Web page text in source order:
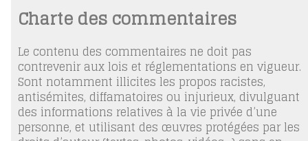
Charte des commentaires
Le contenu des commentaires ne doit pas
contrevenir aux lois et réglementations en vigueur.
Sont notamment illicites les propos racistes,
antisémites, diffamatoires ou injurieux, divulguant
des informations relatives à la vie privée d’une
personne, et utilisant des œuvres protégées par les